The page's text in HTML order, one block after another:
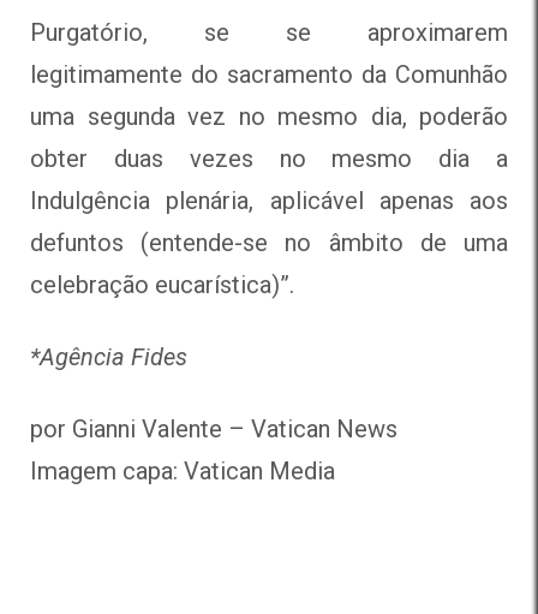
Purgatório, se se aproximarem
legitimamente do sacramento da Comunhão
uma segunda vez no mesmo dia, poderão
obter duas vezes no mesmo dia a
Indulgência plenária, aplicável apenas aos
defuntos (entende-se no âmbito de uma
celebração eucarística)”.
*Agência Fides
por Gianni Valente – Vatican News
Imagem capa: Vatican Media